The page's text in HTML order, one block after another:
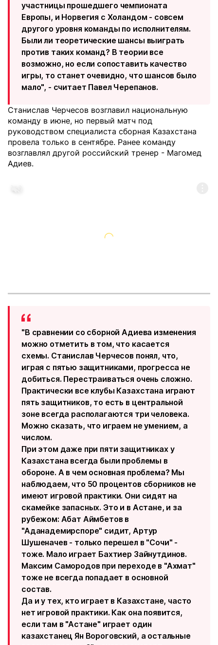
участницы прошедшего чемпионата
Европы, и Норвегия с Холандом - совсем
другого уровня команды по исполнителям.
Были ли теоретические шансы выиграть
против таких команд? В теории все
возможно, но если сопоставить качество
игры, то станет очевидно, что шансов было
мало", - считает Павел Черепанов.
Станислав Черчесов возглавил национальную
команду в июне, но первый матч под
руководством специалиста сборная Казахстана
провела только в сентябре. Ранее команду
возглавлял другой российский тренер - Магомед
Адиев.
"В сравнении со сборной Адиева изменения
можно отметить в том, что касается
схемы. Станислав Черчесов понял, что,
играя с пятью защитниками, прогресса не
добиться. Перестраиваться очень сложно.
Практически все клубы Казахстана играют
пять защитников, то есть в центральной
зоне всегда располагаются три человека.
Можно сказать, что играем не умением, а
числом.
При этом даже при пяти защитниках у
Казахстана всегда были проблемы в
обороне. А в чем основная проблема? Мы
наблюдаем, что 50 процентов сборников не
имеют игровой практики. Они сидят на
скамейке запасных. Это и в Астане, и за
рубежом: Абат Аймбетов в
"Аданадемирспоре" сидит, Артур
Шушеначев - только перешел в "Сочи" -
тоже. Мало играет Бахтиер Зайнутдинов.
Максим Самородов при переходе в "Ахмат"
тоже не всегда попадает в основной
состав.
Да и у тех, кто играет в Казахстане, часто
нет игровой практики. Как она появится,
если там в "Астане" играет один
казахстанец Ян Вороговский, а остальные